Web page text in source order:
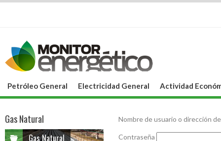
Petróleo General Electricidad General Actividad
Nombre de usuario o dirección
Contraseña
Gas Natural
Gas Natural